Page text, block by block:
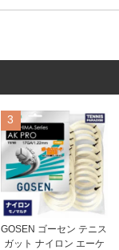
3
GOSEN ゴーセン テニス
ガット ナイロン エーケ